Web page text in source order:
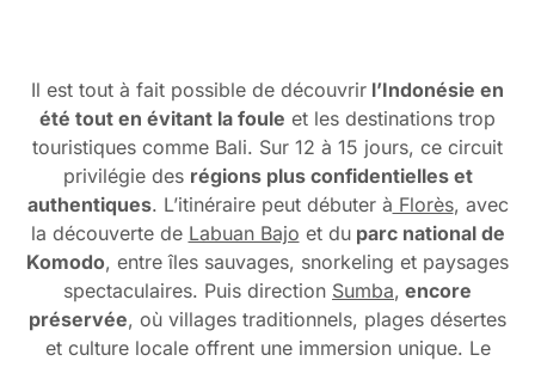
Il est tout à fait possible de découvrir l’Indonésie en
été tout en évitant la foule et les destinations trop
touristiques comme Bali. Sur 12 à 15 jours, ce circuit
privilégie des régions plus confidentielles et
authentiques. L’itinéraire peut débuter à Florès, avec
la découverte de Labuan Bajo et duparc national de
Komodo, entre îles sauvages, snorkeling et paysages
spectaculaires. Puis direction Sumba, encore
préservée, où villages traditionnels, plages désertes
et culture locale offrent une immersion unique. Le